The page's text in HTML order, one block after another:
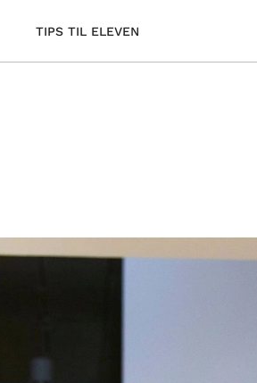
TIPS TIL ELEVEN